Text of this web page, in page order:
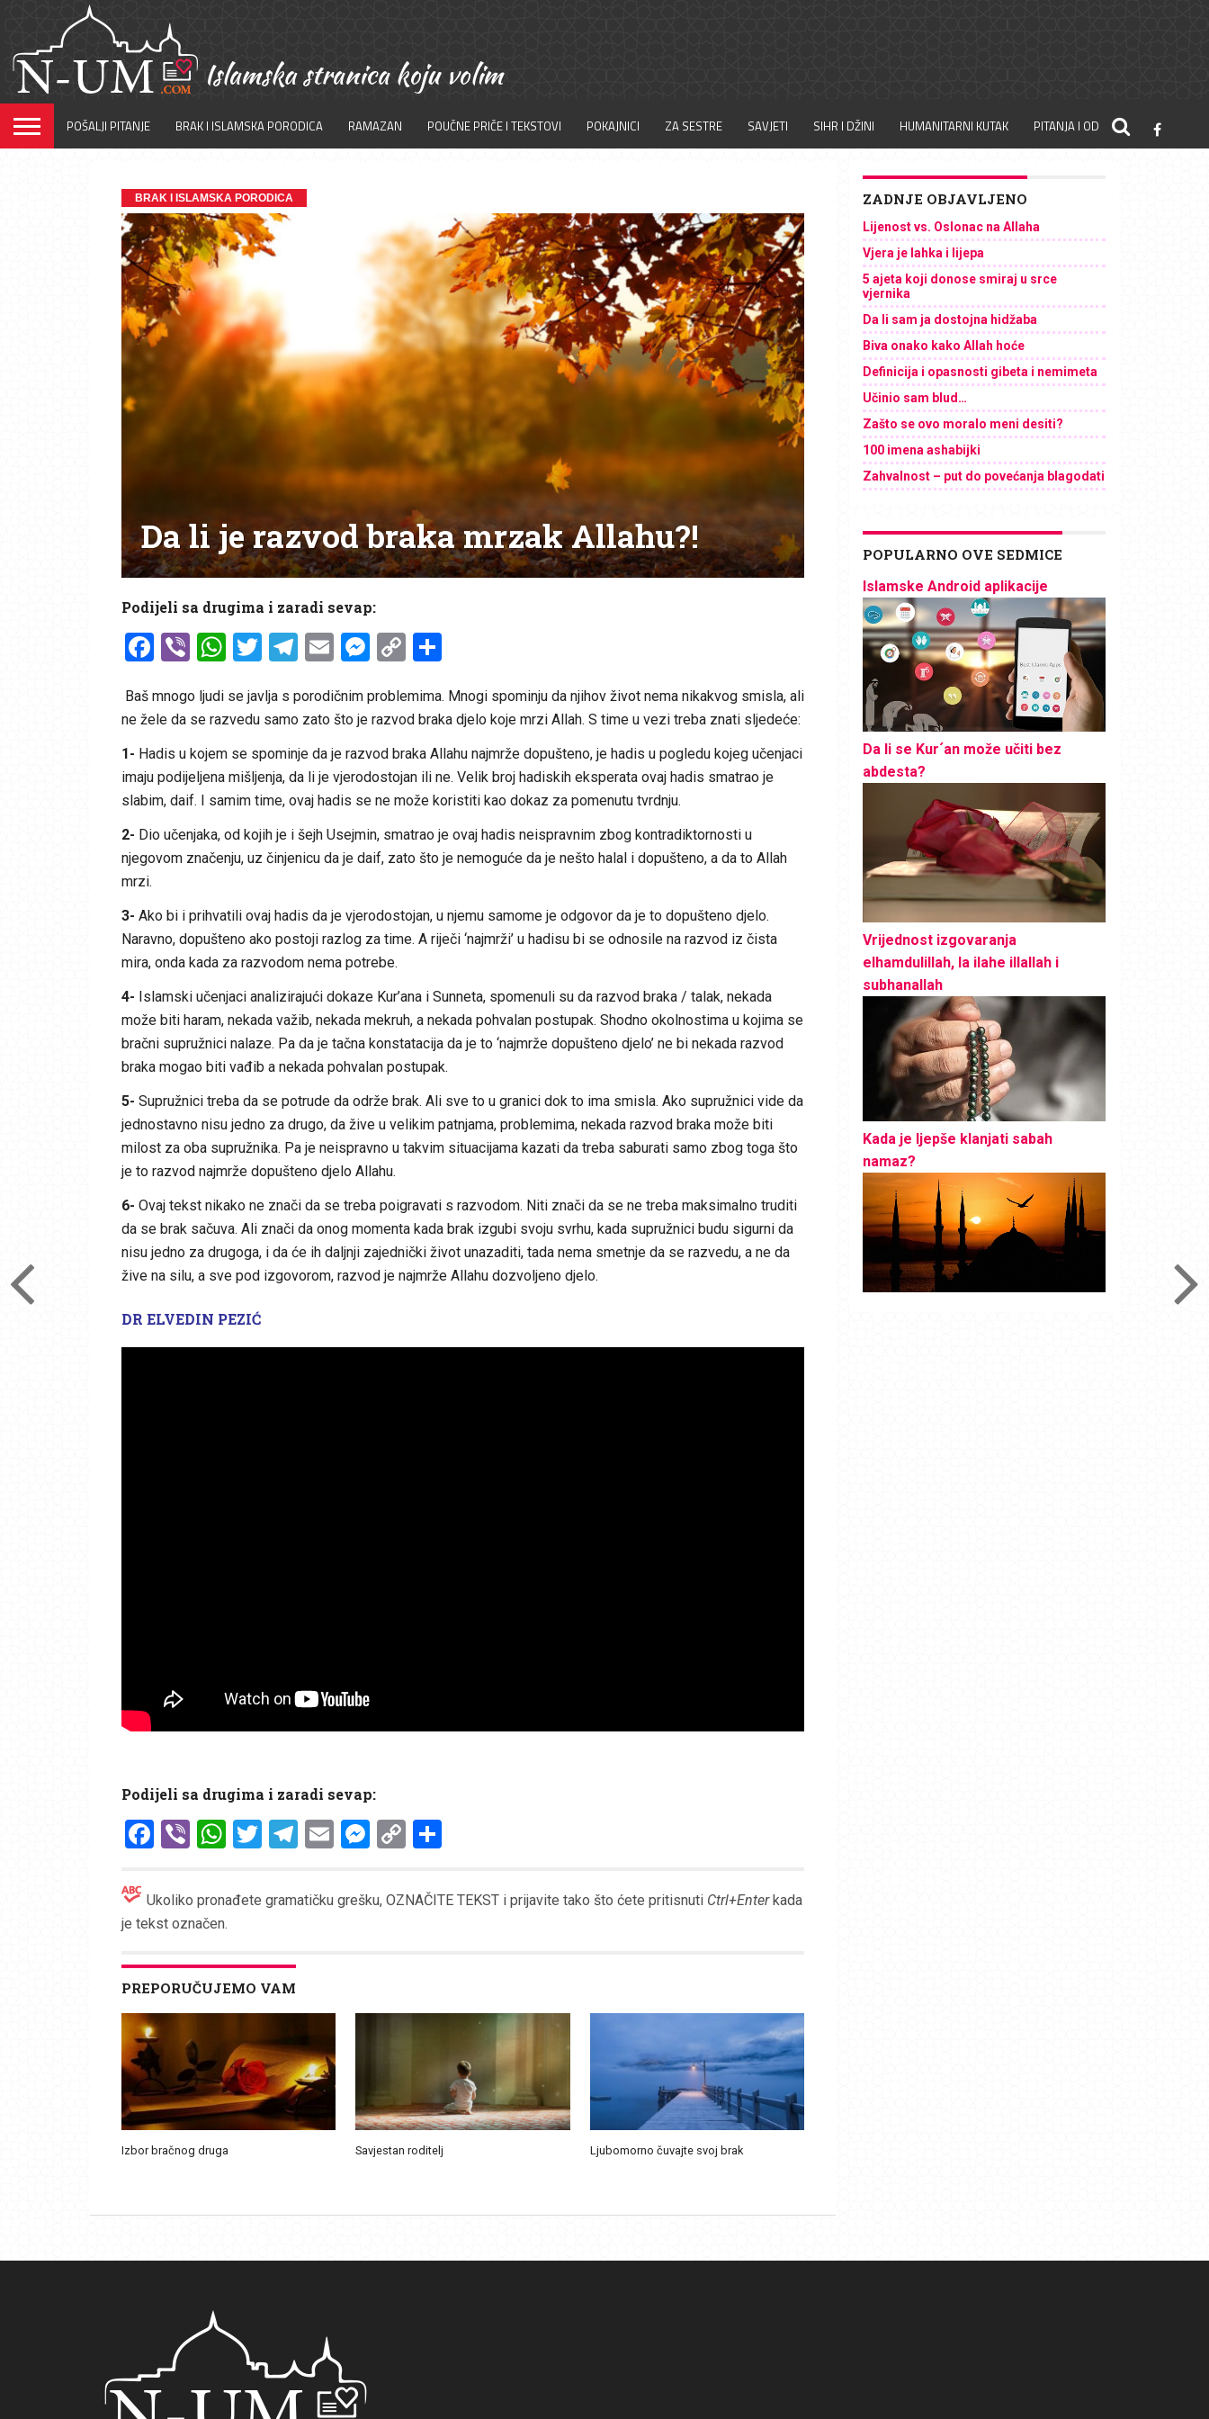
POŠALJI PITANJE BRAK I ISLAMSKA PORODICA RAMAZAN POUČNE PRIČE I TEKSTOVI POKAJNICI ZA SESTRE SAVJETI SIHR I DŽINI HUMANITARNI KUTAK PITANJA I ODGOVORI
BRAK I ISLAMSKA PORODICA
Da li je razvod braka mrzak Allahu?!
Podijeli sa drugima i zaradi sevap:
Facebook
ViberWhatsApp
Twitter
Telegram
EmailMessenger
CopyShare
Baš mnogo ljudi se javlja s porodičnim problemima. Mnogi spominju da njihov život nema nikakvog smisla, ali
ne žele da se razvedu samo zato što je razvod braka djelo koje mrzi Allah. S time u vezi treba znati sljedeće:
1- Hadis u kojem se spominje da je razvod braka Allahu najmrže dopušteno, je hadis u pogledu kojeg učenjaci
imaju podijeljena mišljenja, da li je vjerodostojan ili ne. Velik broj hadiskih eksperata ovaj hadis smatrao je
slabim, daif. I samim time, ovaj hadis se ne može koristiti kao dokaz za pomenutu tvrdnju.
2- Dio učenjaka, od kojih je i šejh Usejmin, smatrao je ovaj hadis neispravnim zbog kontradiktornosti u
njegovom značenju, uz činjenicu da je daif, zato što je nemoguće da je nešto halal i dopušteno, a da to Allah
mrzi.
3- Ako bi i prihvatili ovaj hadis da je vjerodostojan, u njemu samome je odgovor da je to dopušteno djelo.
Naravno, dopušteno ako postoji razlog za time. A riječi ‘najmrži’ u hadisu bi se odnosile na razvod iz čista
mira, onda kada za razvodom nema potrebe.
4- Islamski učenjaci analizirajući dokaze Kur’ana i Sunneta, spomenuli su da razvod braka / talak, nekada
može biti haram, nekada važib, nekada mekruh, a nekada pohvalan postupak. Shodno okolnostima u kojima se
bračni supružnici nalaze. Pa da je tačna konstatacija da je to ‘najmrže dopušteno djelo’ ne bi nekada razvod
braka mogao biti vađib a nekada pohvalan postupak.
5- Supružnici treba da se potrude da održe brak. Ali sve to u granici dok to ima smisla. Ako supružnici vide da
jednostavno nisu jedno za drugo, da žive u velikim patnjama, problemima, nekada razvod braka može biti
milost za oba supružnika. Pa je neispravno u takvim situacijama kazati da treba saburati samo zbog toga što
je to razvod najmrže dopušteno djelo Allahu.
6- Ovaj tekst nikako ne znači da se treba poigravati s razvodom. Niti znači da se ne treba maksimalno truditi
da se brak sačuva. Ali znači da onog momenta kada brak izgubi svoju svrhu, kada supružnici budu sigurni da
nisu jedno za drugoga, i da će ih daljnji zajednički život unazaditi, tada nema smetnje da se razvedu, a ne da
žive na silu, a sve pod izgovorom, razvod je najmrže Allahu dozvoljeno djelo.
DR ELVEDIN PEZIĆ
Podijeli sa drugima i zaradi sevap:
Facebook
ViberWhatsApp
Twitter
Telegram
EmailMessenger
CopyShare
Ukoliko pronađete gramatičku grešku, OZNAČITE TEKST i prijavite tako što ćete pritisnuti Ctrl+Enterkada
je tekst označen.
PREPORUČUJEMO VAM
Izbor bračnog druga Savjestan roditelj Ljubomorno čuvajte svoj brak
ZADNJE OBJAVLJENO
Lijenost vs. Oslonac na Allaha
Vjera je lahka i lijepa
5 ajeta koji donose smiraj u srce
vjernika
Da li sam ja dostojna hidžaba
Biva onako kako Allah hoće
Definicija i opasnosti gibeta i nemimeta
Učinio sam blud…
Zašto se ovo moralo meni desiti?
100 imena ashabijki
Zahvalnost – put do povećanja blagodati
POPULARNO OVE SEDMICE
Islamske Android aplikacije
Da li se Kur´an može učiti bez
abdesta?
Vrijednost izgovaranja
elhamdulillah, la ilahe illallah i
subhanallah
Kada je ljepše klanjati sabah
namaz?